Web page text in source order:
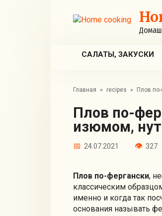
САЛАТЫ, ЗАКУСКИ
Главная » recipes » Плов
Плов по-фергански в его квинтэссенции (с
изюмом,
24.07.2021 327
Плов по-фергански,
классическим
именно и когда так
основания называть